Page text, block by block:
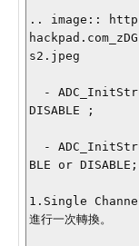
.. image::
s2.jpeg
DISABLE ;
BLE or DISABLE;
1.Single
進行一次轉換。